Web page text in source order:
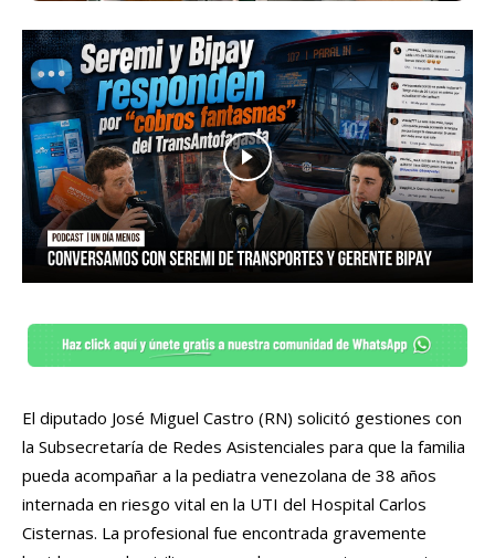
El diputado José Miguel Castro (RN) solicitó gestiones con
la Subsecretaría de Redes Asistenciales para que la familia
pueda acompañar a la pediatra venezolana de 38 años
internada en riesgo vital en la UTI del Hospital Carlos
Cisternas. La profesional fue encontrada gravemente